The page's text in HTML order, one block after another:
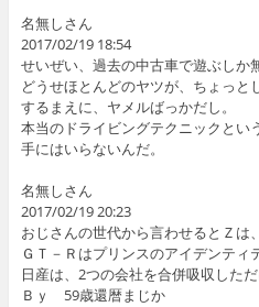
名無しさん
2017/02/19 18:54
せいぜい、過去の中古車で遊ぶしか
どうせほとんどのヤツが、ちょっと
するまえに、ヤメルばっかだし。
本当のドライビングテクニックとい
手にはいらないんだ。
名無しさん
2017/02/19 20:23
おじさんの世代から言わせるとＺは
ＧＴ－Ｒはプリンスのアイデンティ
日産は、2つの会社を合併吸収した
Ｂｙ 59歳還暦まじか